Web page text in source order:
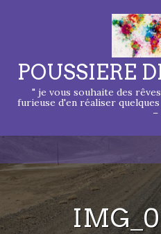
POUSSIERE
" je vous souhaite des
furieuse d'en réaliser
–